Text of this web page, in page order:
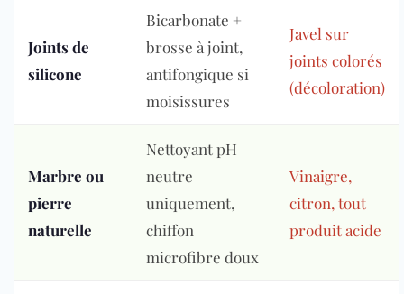
Joints de
silicone
Bicarbonate +
brosse à joint,
antifongique si
moisissures
Javel sur
joints colorés
(décoloration)
Marbre ou
pierre
naturelle
Nettoyant pH
neutre
uniquement,
chiffon
microfibre doux
Vinaigre,
citron, tout
produit acide